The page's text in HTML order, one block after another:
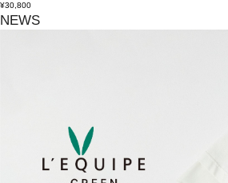
¥30,800
NEWS